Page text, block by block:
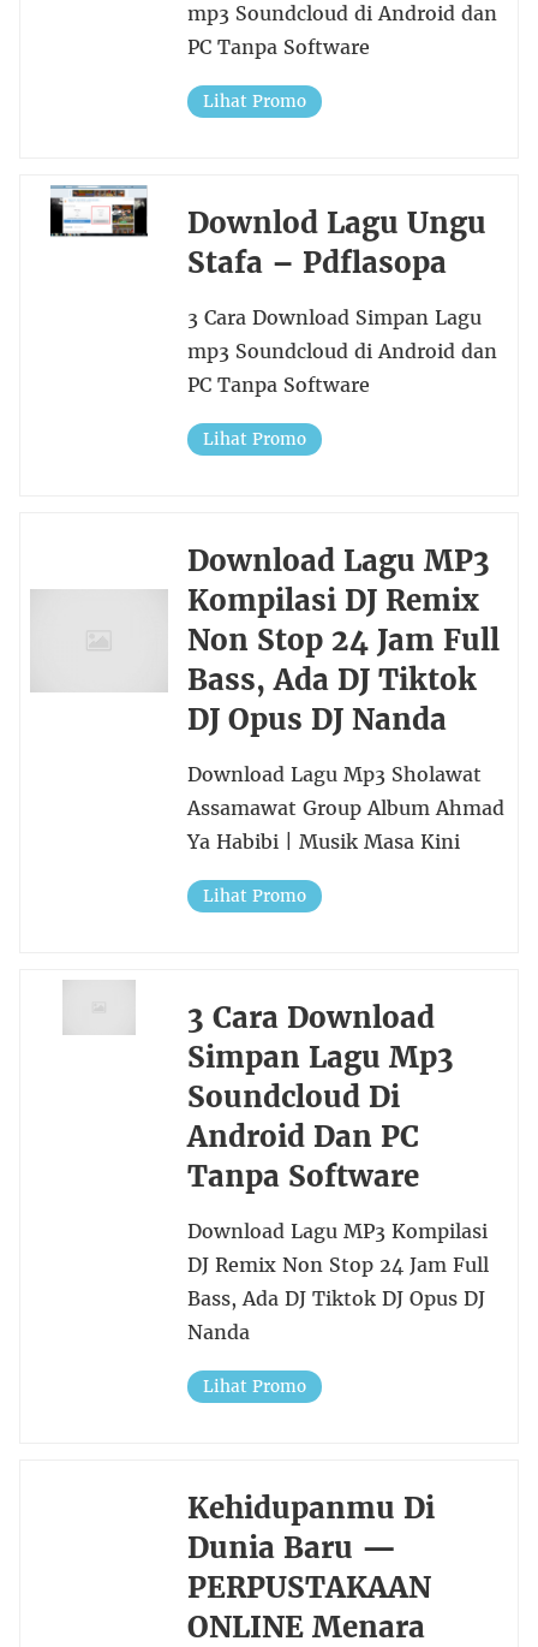
mp3 Soundcloud di Android dan
PC Tanpa Software
Lihat Promo
Downlod Lagu Ungu
Stafa – Pdflasopa
3 Cara Download Simpan Lagu
mp3 Soundcloud di Android dan
PC Tanpa Software
Lihat Promo
Download Lagu MP3
Kompilasi DJ Remix
Non Stop 24 Jam Full
Bass, Ada DJ Tiktok
DJ Opus DJ Nanda
Download Lagu Mp3 Sholawat
Assamawat Group Album Ahmad
Ya Habibi | Musik Masa Kini
Lihat Promo
3 Cara Download
Simpan Lagu Mp3
Soundcloud Di
Android Dan PC
Tanpa Software
Download Lagu MP3 Kompilasi
DJ Remix Non Stop 24 Jam Full
Bass, Ada DJ Tiktok DJ Opus DJ
Nanda
Lihat Promo
Kehidupanmu Di
Dunia Baru —
PERPUSTAKAAN
ONLINE Menara